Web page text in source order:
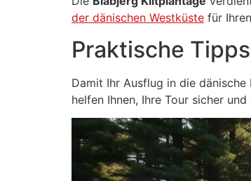
der dänischen Westküste für
Praktische
Damit Ihr Ausflug in die
helfen Ihnen, Ihre Tour sicher